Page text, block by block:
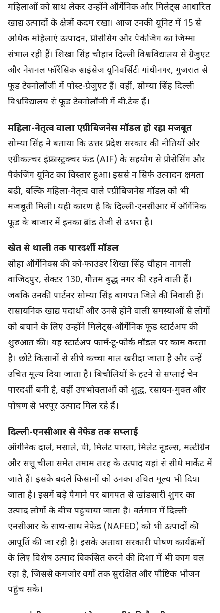
महिलाओं को साथ लेकर उन्होंने ऑर्गेनिक और मिलेट्स आधारित
खाद्य उत्पादों के क्षेत्र में कदम रखा। आज उनकी यूनिट में 15 से
अधिक महिलाएं उत्पादन, प्रोसेसिंग और पैकेजिंग का जिम्मा
संभाल रही हैं। शिखा सिंह चौहान दिल्ली विश्वविद्यालय से ग्रेजुएट
और नेशनल फॉरेंसिक साइंसेज यूनिवर्सिटी गांधीनगर, गुजरात से
फूड टेक्नोलॉजी में पोस्ट-ग्रेजुएट हैं। वहीं, सोम्या सिंह दिल्ली
विश्वविद्यालय से फूड टेक्नोलॉजी में बी.टेक हैं।
महिला-नेतृत्व वाला एग्रीबिजनेस मॉडल हो रहा मजबूत
सोम्या सिंह ने बताया कि उत्तर प्रदेश सरकार की नीतियों और
एग्रीकल्चर इंफ्रास्ट्रक्चर फंड (AIF) के सहयोग से प्रोसेसिंग और
पैकेजिंग यूनिट का विस्तार हुआ। इससे न सिर्फ उत्पादन क्षमता
बढ़ी, बल्कि महिला-नेतृत्व वाले एग्रीबिजनेस मॉडल को भी
मजबूती मिली। यही कारण है कि दिल्ली-एनसीआर में ऑर्गेनिक
फूड के बाजार में इनका ब्रांड तेजी से उभरा है।
खेत से थाली तक पारदर्शी मॉडल
सोहा ऑर्गेनिक्स की को-फाउंडर शिखा सिंह चौहान नागली
वाजिदपुर, सेक्टर 130, गौतम बुद्ध नगर की रहने वाली हैं।
जबकि उनकी पार्टनर सोम्या सिंह बागपत जिले की निवासी हैं।
रासायनिक खाद्य पदार्थों और उनसे होने वाली समस्याओं से लोगों
को बचाने के लिए उन्होंने मिलेट्स-ऑर्गेनिक फूड स्टार्टअप की
शुरुआत की। यह स्टार्टअप फार्म-टू-फोर्क मॉडल पर काम करता
है। छोटे किसानों से सीधे कच्चा माल खरीदा जाता है और उन्हें
उचित मूल्य दिया जाता है। बिचौलियों के हटने से सप्लाई चेन
पारदर्शी बनी है, वहीं उपभोक्ताओं को शुद्ध, रसायन-मुक्त और
पोषण से भरपूर उत्पाद मिल रहे हैं।
दिल्ली-एनसीआर से नेफेड तक सप्लाई
ऑर्गेनिक दालें, मसाले, घी, मिलेट पास्ता, मिलेट नूडल्स, मल्टीग्रेन
और सत्तू चीला समेत तमाम तरह के उत्पाद यहां से सीधे मार्केट में
जाते हैं। इसके बदले किसानों को उनका उचित मूल्य भी दिया
जाता है। इसमें बड़े पैमाने पर बागपत से खांडसारी शुगर का
उत्पाद लोगों के बीच पहुंचाया जाता है। वर्तमान में दिल्ली-
एनसीआर के साथ-साथ नेफेड (NAFED) को भी उत्पादों की
आपूर्ति की जा रही है। इसके अलावा सरकारी पोषण कार्यक्रमों
के लिए विशेष उत्पाद विकसित करने की दिशा में भी काम चल
रहा है, जिससे कमजोर वर्गों तक सुरक्षित और पौष्टिक भोजन
पहुंच सके।